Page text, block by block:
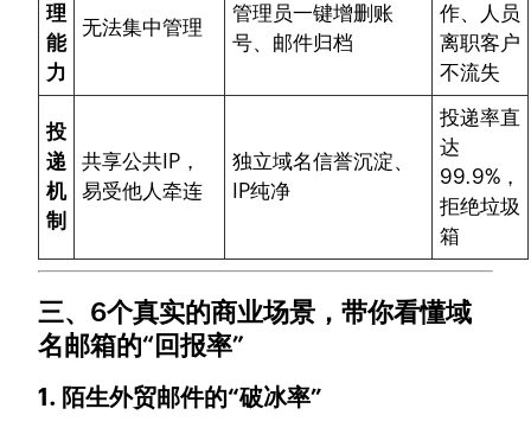
理
能
力
无法集中管理
管理员一键增删账
号、邮件归档
作、人员
离职客户
不流失
投
递
机
制
共享公共IP，
易受他人牵连
独立域名信誉沉淀、
IP纯净
投递率直
达
99.9%，
拒绝垃圾
箱
三、6个真实的商业场景，带你看懂域
名邮箱的“回报率”
1. 陌生外贸邮件的“破冰率”